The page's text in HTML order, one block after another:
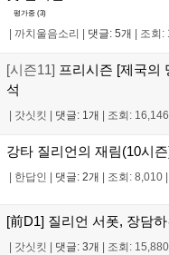
평가중 (3)
까치울음소리 댓글: 5개 조회:
[시즌11] 프리시즌 [제국의
석
갓싯킷 댓글: 1개 조회: 16,146
강타 질리언의 재림(10시
한답인 댓글: 2개 조회: 8,010
[前D1] 질리언 서폿, 장담
갓싯킷 댓글: 3개 조회: 15,880